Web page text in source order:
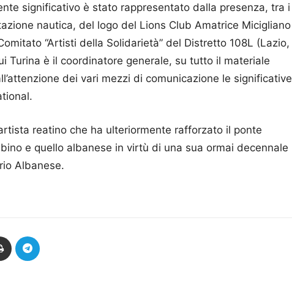
significativo è stato rappresentato dalla presenza, tra i
nautica, del logo del Lions Club Amatrice Micigliano
“Artisti della Solidarietà” del Distretto 108L (Lazio,
Turina è il coordinatore generale, su tutto il materiale
dei vari mezzi di comunicazione le significative
reatino che ha ulteriormente rafforzato il ponte
e quello albanese in virtù di una sua ormai decennale
Albanese.